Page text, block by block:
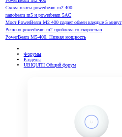
Cхема платы powerbeam m2 400
nanobeam m5 и powerbeam 5AC
Мост PowerBeam M2 400 падает обмен каждые 5 минут
Решено powerbeam m2 проблема со скоростью
PowerBeam M5-400. Низкая мощность
Форумы
Разделы
UBIQUITI Общий форум